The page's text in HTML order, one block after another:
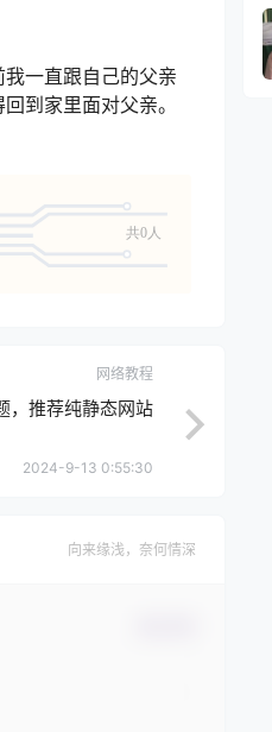
一直跟自己的父亲
到家里面对父亲。
共0人
网络教程
，推荐纯静态网站
2024-9-13 0:55:30
向来缘浅，奈何情深